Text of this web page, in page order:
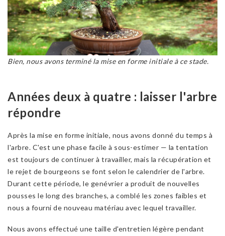
Bien, nous avons terminé la mise en forme initiale à ce stade.
Années deux à quatre : laisser l'arbre
répondre
Après la mise en forme initiale, nous avons donné du temps à
l'arbre. C'est une phase facile à sous-estimer — la tentation
est toujours de continuer à travailler, mais la récupération et
le rejet de bourgeons se font selon le calendrier de l'arbre.
Durant cette période, le genévrier a produit de nouvelles
pousses le long des branches, a comblé les zones faibles et
nous a fourni de nouveau matériau avec lequel travailler.
Nous avons effectué une taille d'entretien légère pendant